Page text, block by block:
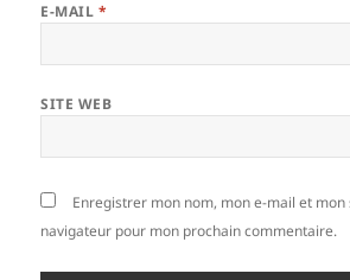
E-MAIL *
SITE WEB
Enregistrer mon nom, mon e-mail et mon
navigateur pour mon prochain commentaire.